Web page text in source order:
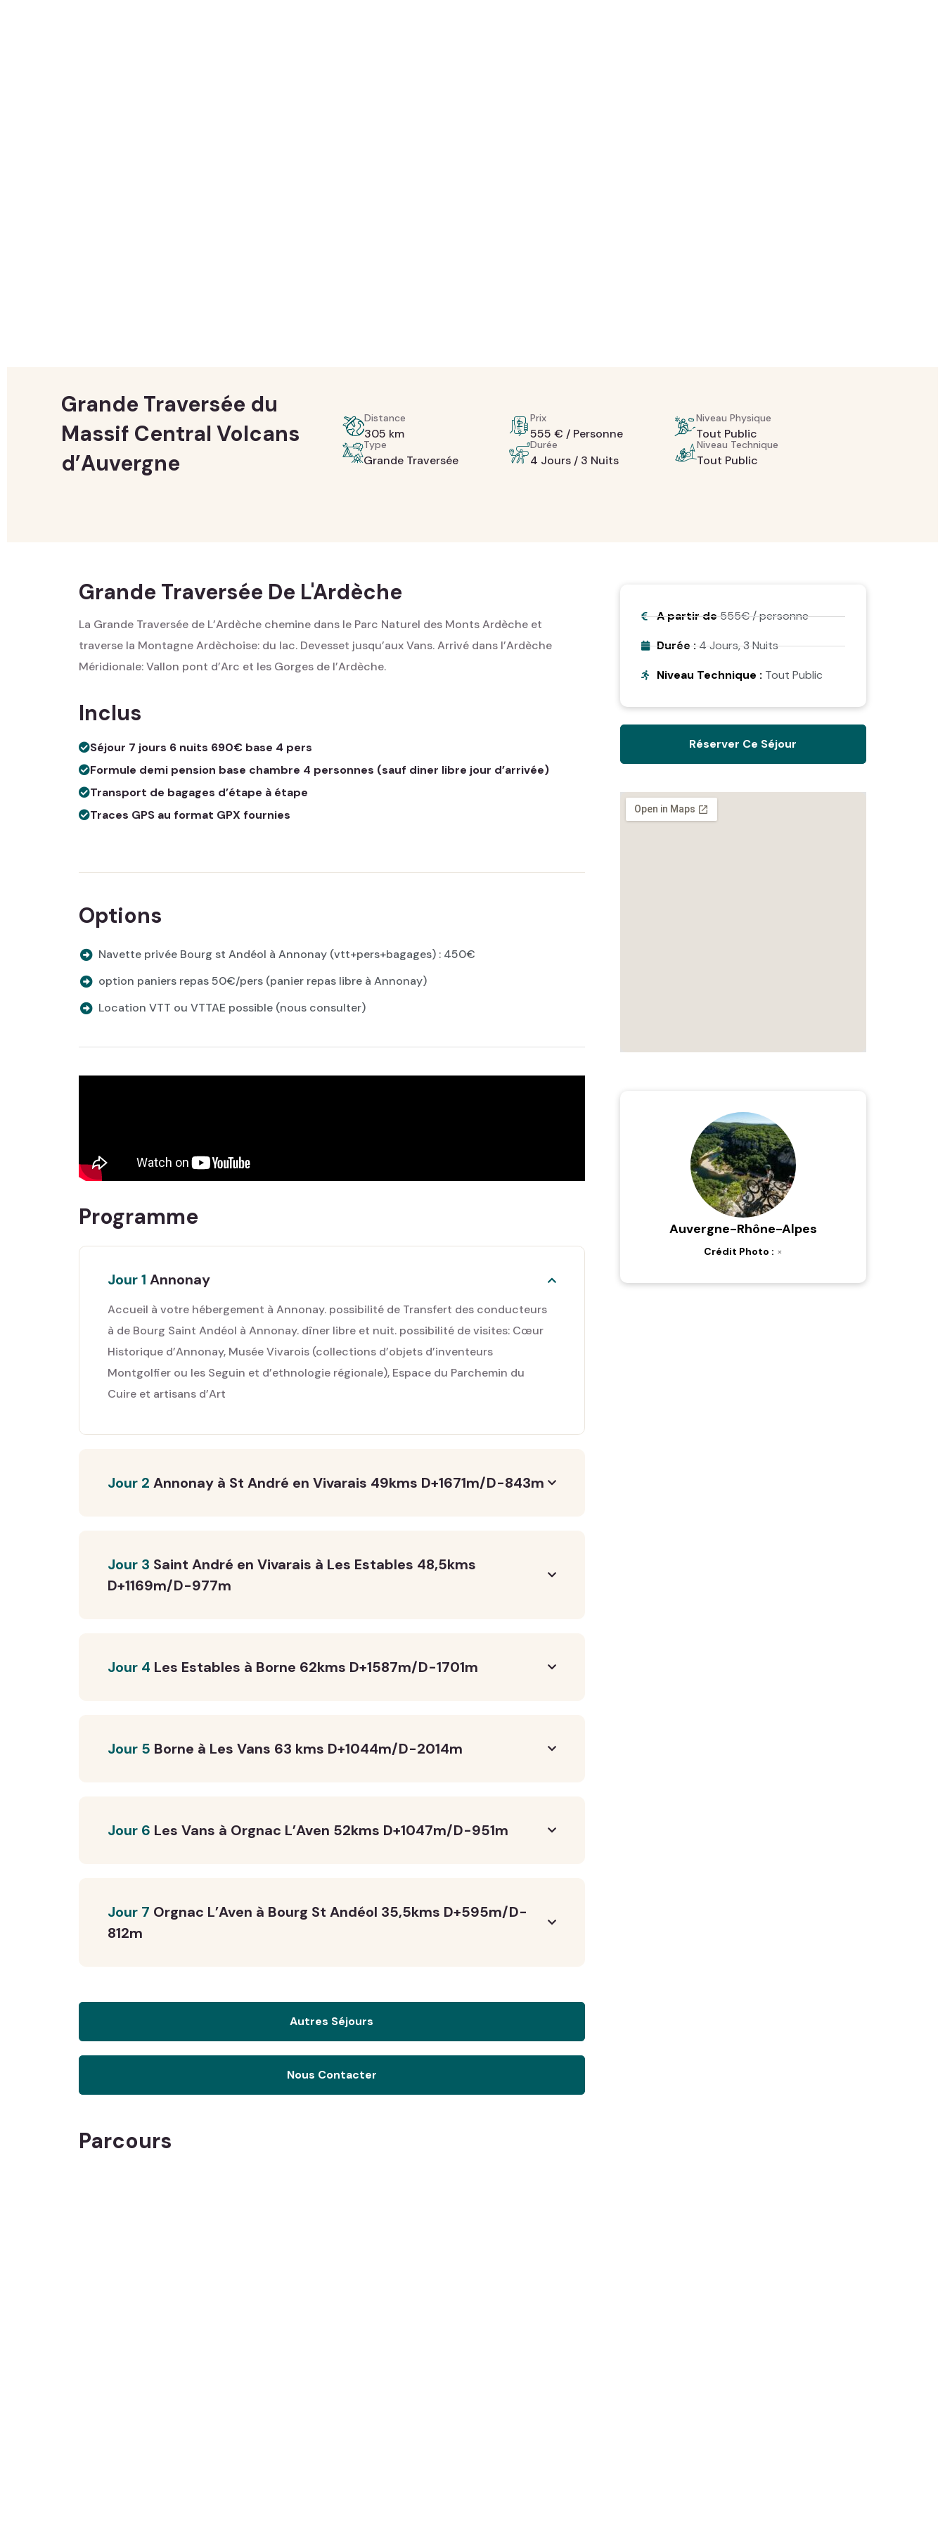
Grande Traversée du
Massif Central Volcans
d’Auvergne
Distance
305 km
Prix
555 € / Personne
Niveau Physique
Tout Public ‎
Type
Grande Traversée ‎
Durée
4 Jours / 3 Nuits
Niveau Technique
Tout Public ‎
A partir de 555€ / personne
Durée : 4 Jours, 3 Nuits
Niveau Technique : Tout Public
Réserver Ce Séjour
Auvergne-Rhône-Alpes
Crédit Photo : ×
Grande Traversée De L'Ardèche
La Grande Traversée de L’Ardèche chemine dans le Parc Naturel des Monts Ardèche et
traverse la Montagne Ardèchoise: du lac. Devesset jusqu’aux Vans. Arrivé dans l’Ardèche
Méridionale: Vallon pont d’Arc et les Gorges de l’Ardèche.
Inclus
Séjour 7 jours 6 nuits 690€ base 4 pers
Formule demi pension base chambre 4 personnes (sauf diner libre jour d’arrivée)
Transport de bagages d’étape à étape
Traces GPS au format GPX fournies
Options
Navette privée Bourg st Andéol à Annonay (vtt+pers+bagages) : 450€
option paniers repas 50€/pers (panier repas libre à Annonay)
Location VTT ou VTTAE possible (nous consulter)
Programme
Jour 1 Annonay
Accueil à votre hébergement à Annonay. possibilité de Transfert des conducteurs
à de Bourg Saint Andéol à Annonay. dîner libre et nuit. possibilité de visites: Cœur
Historique d’Annonay, Musée Vivarois (collections d’objets d’inventeurs
Montgolfier ou les Seguin et d’ethnologie régionale), Espace du Parchemin du
Cuire et artisans d’Art
Jour 2 Annonay à St André en Vivarais 49kms D+1671m/D-843m
Jour 3 Saint André en Vivarais à Les Estables 48,5kms
D+1169m/D-977m
Jour 4 Les Estables à Borne 62kms D+1587m/D-1701m
Jour 5 Borne à Les Vans 63 kms D+1044m/D-2014m
Jour 6 Les Vans à Orgnac L’Aven 52kms D+1047m/D-951m
Jour 7 Orgnac L’Aven à Bourg St Andéol 35,5kms D+595m/D-
812m
Autres Séjours
Nous Contacter
Parcours